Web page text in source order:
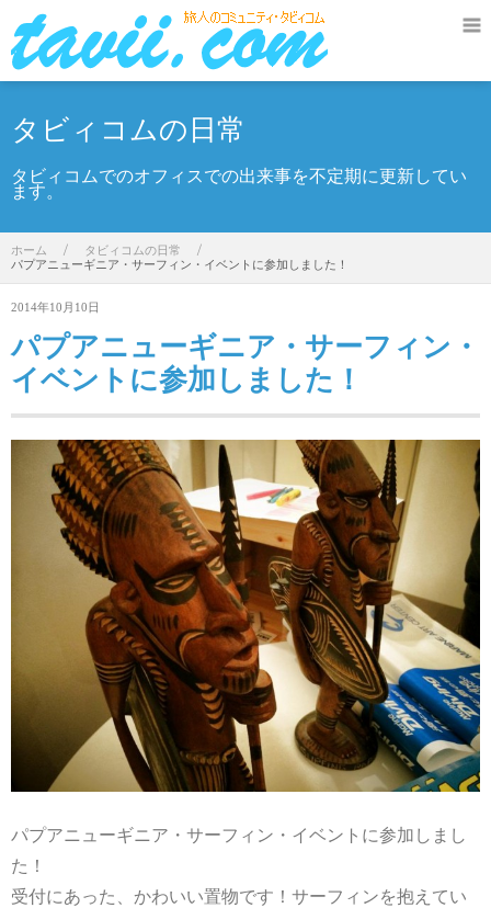
タビィコムの日常
タビィコムでのオフィスでの出来事を不定期に更新してい
ます。
ホーム / タビィコムの日常
/
パプアニューギニア・サーフィン・イベントに参加しました！
2014年10月10日
パプアニューギニア・サーフィン・
イベントに参加しました！
パプアニューギニア・サーフィン・イベントに参加しまし
た！
受付にあった、かわいい置物です！サーフィンを抱えてい